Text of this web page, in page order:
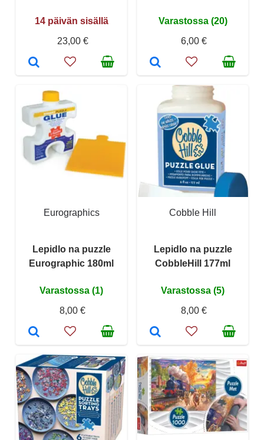
14 päivän sisällä
23,00 €
Varastossa (20)
6,00 €
Eurographics
Lepidlo na puzzle
Eurographic 180ml
Varastossa (1)
8,00 €
Cobble Hill
Lepidlo na puzzle
CobbleHill 177ml
Varastossa (5)
8,00 €